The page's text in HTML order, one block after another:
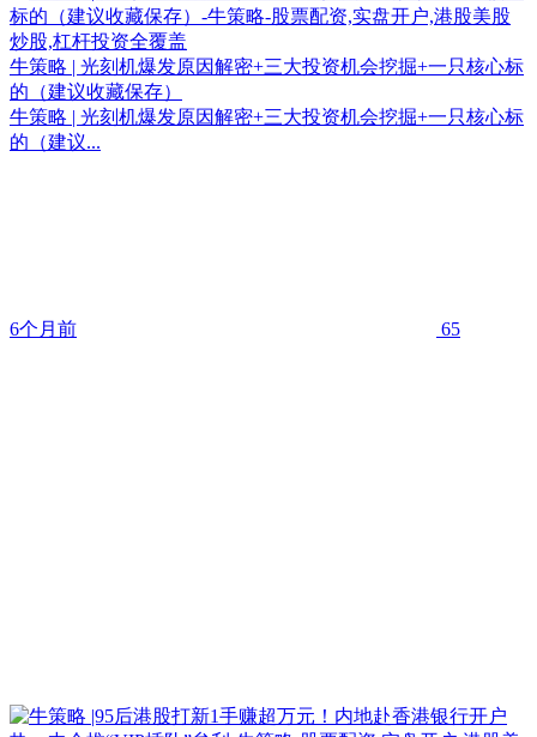
牛策略 | 光刻机爆发原因解密+三大投资机会挖掘+一只核心标
的（建议收藏保存）
牛策略 | 光刻机爆发原因解密+三大投资机会挖掘+一只核心标
的（建议...
6个月前 65